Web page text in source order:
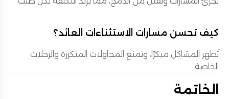
كيف تحسن مسارات الاستثناءات العائد؟
تُظهر المشاكل مبكرًا، وتمنع المحاولات المتكررة والرحلات
الخاصة.
الخاتمة